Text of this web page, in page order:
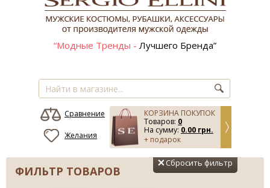
“Модные Тренды - Лучшего Бренда”
КОРЗИНА ПОКУПОК
Товаров: 0
На сумму: 0.00 грн.
+ подарок
Сравнение
Желания
ФИЛЬТР ТОВАРОВ
Сбросить фильтр